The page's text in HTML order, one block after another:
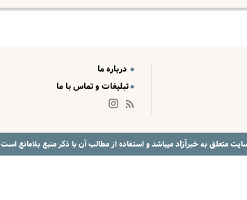
درباره ما
تبلیغات و تماس با ما
متعلق بهخبرآزادمیباشد و استفاده از مطالب آن با ذکر منبع بلامانع است